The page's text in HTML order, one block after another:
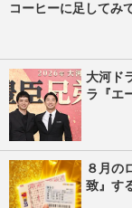
コーヒーに足してみ
大河ド
ラ『エ
８月の
致』す